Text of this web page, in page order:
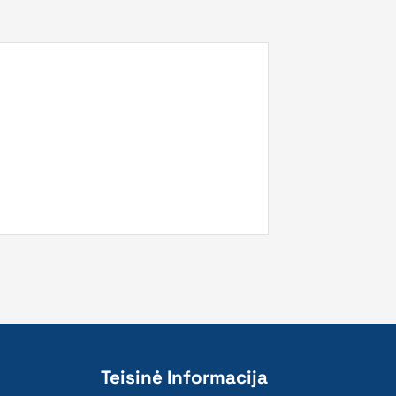
Teisinė Informacija